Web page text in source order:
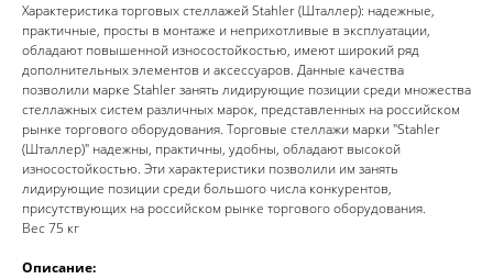
Характеристика торговых стеллажей Stahler (Шталлер): надежные,
практичные, просты в монтаже и неприхотливые в эксплуатации,
обладают повышенной износостойкостью, имеют широкий ряд
дополнительных элементов и аксессуаров. Данные качества
позволили марке Stahler занять лидирующие позиции среди множества
стеллажных систем различных марок, представленных на российском
рынке торгового оборудования. Торговые стеллажи марки "Stahler
(Шталлер)" надежны, практичны, удобны, обладают высокой
износостойкостью. Эти характеристики позволили им занять
лидирующие позиции среди большого числа конкурентов,
присутствующих на российском рынке торгового оборудования.
Вес 75 кг
Описание: